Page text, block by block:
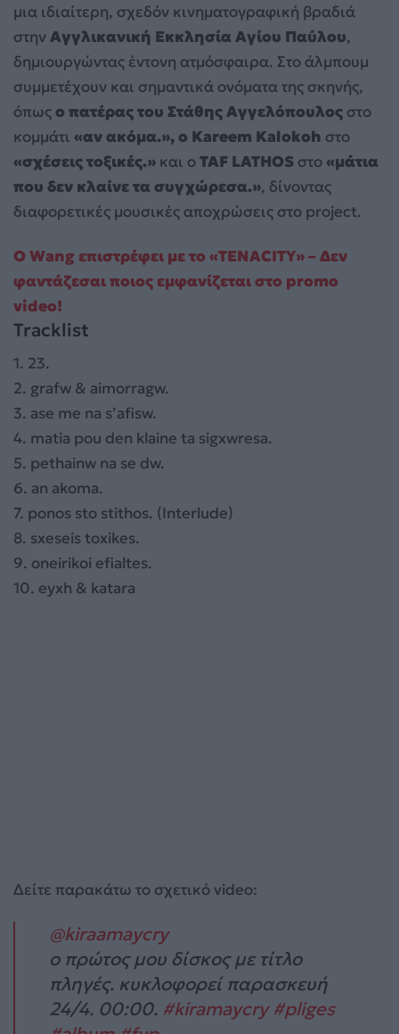
μια ιδιαίτερη, σχεδόν κινηματογραφική βραδιά
στηνΑγγλικανική Εκκλησία Αγίου Παύλου,
δημιουργώντας έντονη ατμόσφαιρα. Στο άλμπουμ
συμμετέχουν και σημαντικά ονόματα της σκηνής,
όπωςο πατέρας του Στάθης Αγγελόπουλος στο
κομμάτι «αν ακόμα.», ο Kareem Kalokoh στο
«σχέσεις τοξικές.» και οTAF LATHOS στο«μάτια
που δεν κλαίνε τα συγχώρεσα.», δίνοντας
διαφορετικές μουσικές αποχρώσεις στο project.
Ο Wang επιστρέφει με το «TENACITY» – Δεν
φαντάζεσαι ποιος εμφανίζεται στο promo
video!
Tracklist
1. 23.
2. grafw & aimorragw.
3. ase me na s’afisw.
4. matia pou den klaine ta sigxwresa.
5. pethainw na se dw.
6. an akoma.
7. ponos sto stithos. (Interlude)
8. sxeseis toxikes.
9. oneirikoi efialtes.
10. eyxh & katara
Δείτε παρακάτω το σχετικό video:
@kiraamaycry
ο πρώτος μου δίσκος με τίτλο
πληγές. κυκλοφορεί παρασκευή
24/4. 00:00. #kiramaycry #pliges